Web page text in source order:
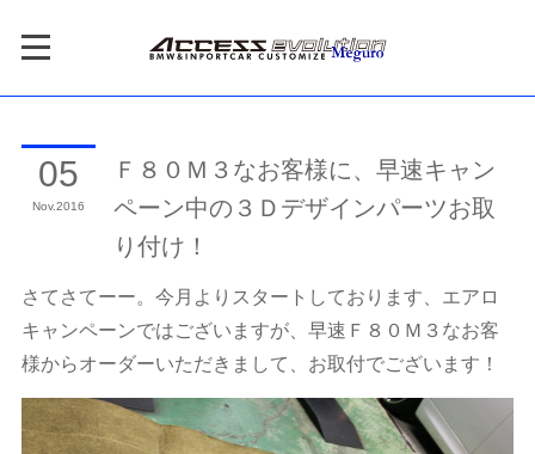
05
Nov 2016
Ｆ８０Ｍ３なお客様に、早速キャン
ペーン中の３Ｄデザインパーツお取
り付け！
さてさてーー。今月よりスタートしております、エアロ
キャンペーンではございますが、早速Ｆ８０Ｍ３なお客
様からオーダーいただきまして、お取付でございます！